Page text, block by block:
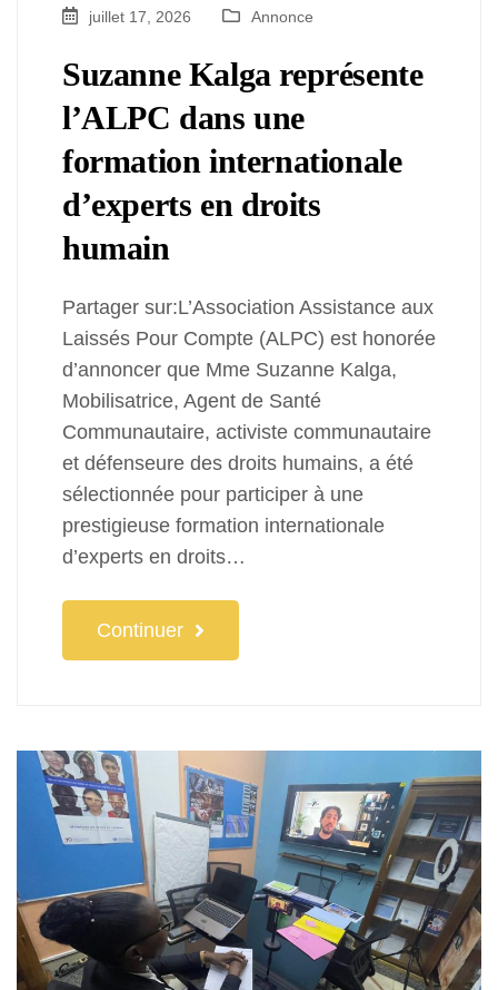
juillet 17, 2026
Annonce
Suzanne Kalga représente
l’ALPC dans une
formation internationale
d’experts en droits
humain
Partager sur:L’Association Assistance aux
Laissés Pour Compte (ALPC) est honorée
d’annoncer que Mme Suzanne Kalga,
Mobilisatrice, Agent de Santé
Communautaire, activiste communautaire
et défenseure des droits humains, a été
sélectionnée pour participer à une
prestigieuse formation internationale
d’experts en droits…
Continuer